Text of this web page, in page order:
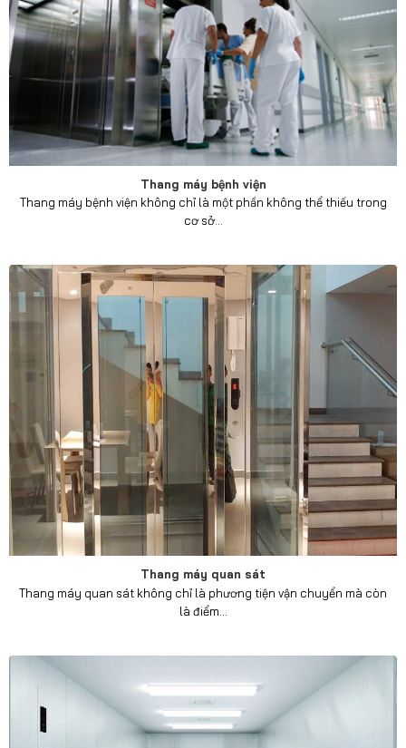
Thang máy bệnh viện
Thang máy bệnh viện không chỉ là một phần không thể thiếu trong
cơ sở...
Thang máy quan sát
Thang máy quan sát không chỉ là phương tiện vận chuyển mà còn
là điểm...